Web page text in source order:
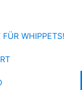
WHIPPETS!